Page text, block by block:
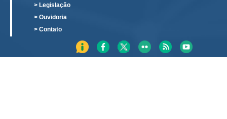
Atermação On-line - Interior de Roraima
Atermação On-line - Interior do Amazonas
> Legislação
> Ouvidoria
> Contato